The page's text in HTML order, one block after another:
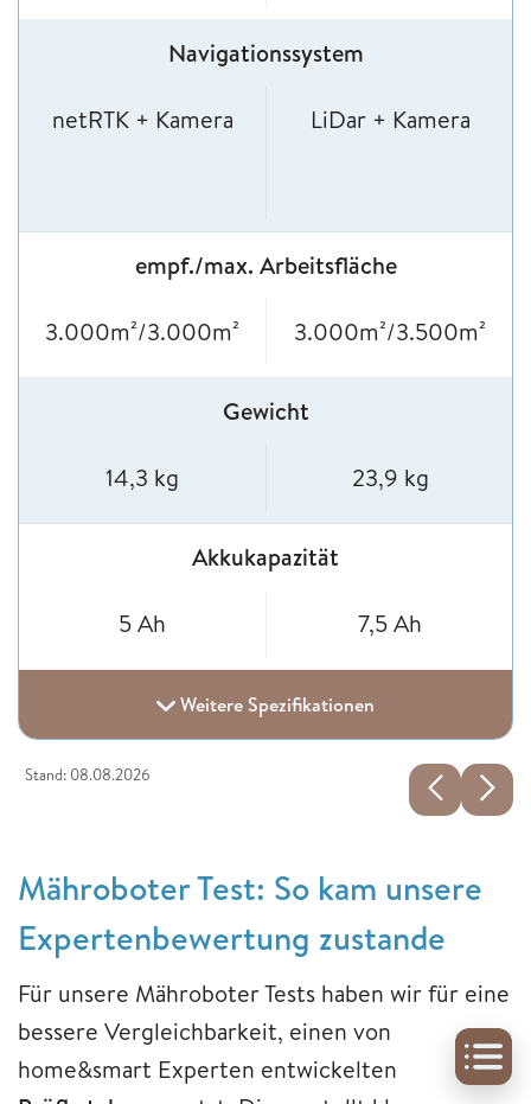
Navigationssystem
netRTK + Kamera LiDar + Kamera
empf./max. Arbeitsfläche
3.000m²/3.000m² 3.000m²/3.500m²
Gewicht
14,3 kg 23,9 kg
Akkukapazität
5 Ah 7,5 Ah
Weitere Spezifikationen
Stand: 08.08.2026
Mähroboter Test: So kam unsere
Expertenbewertung zustande
Für unsere Mähroboter Tests haben wir für eine
bessere Vergleichbarkeit, einen von
home&smart Experten entwickelten